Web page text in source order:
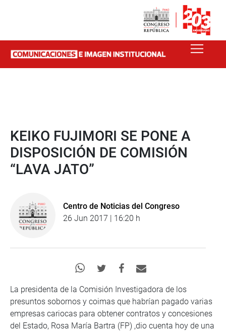
KEIKO FUJIMORI SE PONE A
DISPOSICIÓN DE COMISIÓN
“LAVA JATO”
Centro de Noticias del Congreso
26 Jun 2017 | 16:20 h
La presidenta de la Comisión Investigadora de los
presuntos sobornos y coimas que habrían pagado varias
empresas cariocas para obtener contratos y concesiones
del Estado, Rosa María Bartra (FP) ,dio cuenta hoy de una